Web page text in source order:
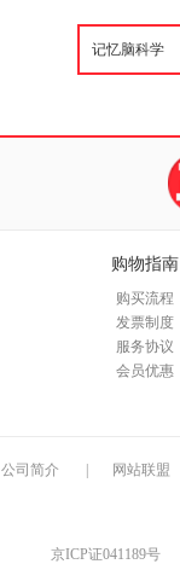
购物指南
购买流程
发票制度
服务协议
会员优惠
公司简介 网站联盟
京ICP证041189号